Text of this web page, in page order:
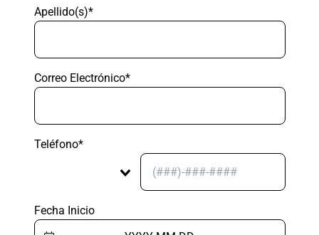
Apellido(s)*
Correo Electrónico*
Teléfono*
Fecha Inicio